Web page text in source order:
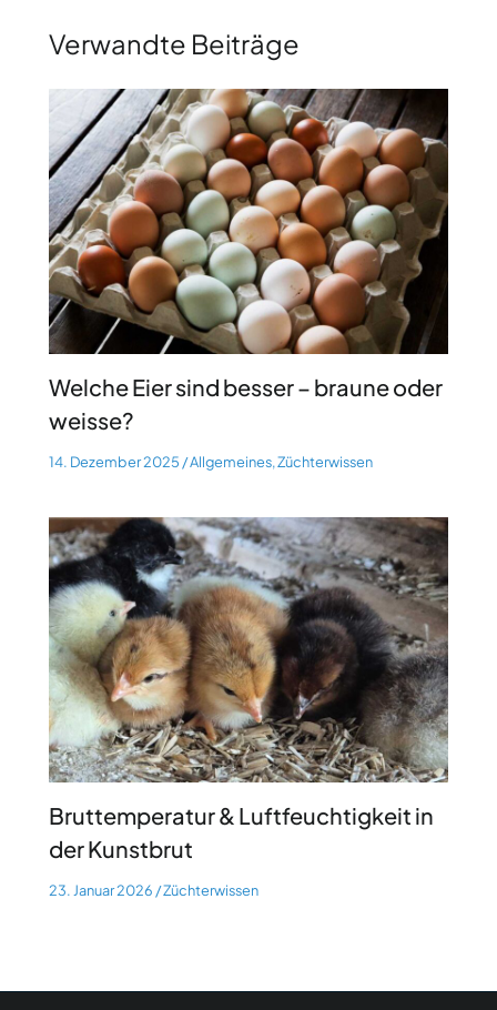
Verwandte Beiträge
Welche Eier sind besser – braune oder
weisse?
14. Dezember 2025 /Allgemeines,Züchterwissen
Bruttemperatur & Luftfeuchtigkeit in
der Kunstbrut
23. Januar 2026 /Züchterwissen